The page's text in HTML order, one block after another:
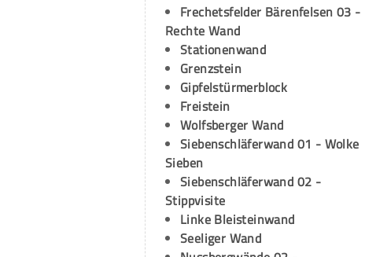
Frechetsfelder Bärenfelsen 03 -
Rechte Wand
Stationenwand
Grenzstein
Gipfelstürmerblock
Freistein
Wolfsberger Wand
Siebenschläferwand 01 - Wolke
Sieben
Siebenschläferwand 02 -
Stippvisite
Linke Bleisteinwand
Seeliger Wand